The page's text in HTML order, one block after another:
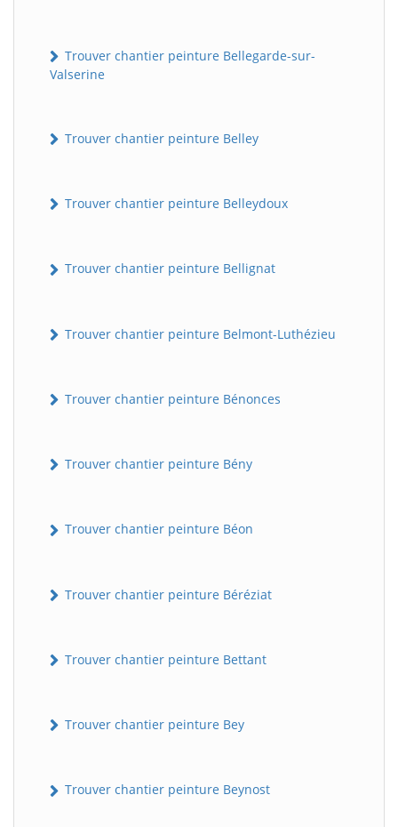
Trouver chantier peinture Bellegarde-sur-
Valserine
Trouver chantier peinture Belley
Trouver chantier peinture Belleydoux
Trouver chantier peinture Bellignat
Trouver chantier peinture Belmont-Luthézieu
Trouver chantier peinture Bénonces
Trouver chantier peinture Bény
Trouver chantier peinture Béon
Trouver chantier peinture Béréziat
Trouver chantier peinture Bettant
Trouver chantier peinture Bey
Trouver chantier peinture Beynost